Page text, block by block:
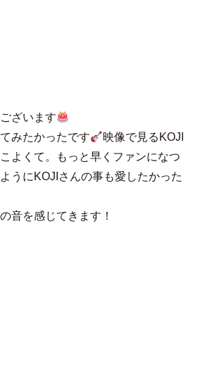
ざいます
みたかったです
映像で見るKOJI
よくて。もっと早くファンになつ
うにKOJIさんの事も愛したかった
音を感じてきます！